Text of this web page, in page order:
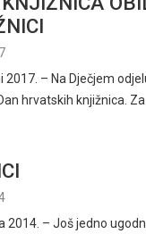
2017. – Na Dječjem
hrvatskih knjižnica. Za…
2014. – Još jedno